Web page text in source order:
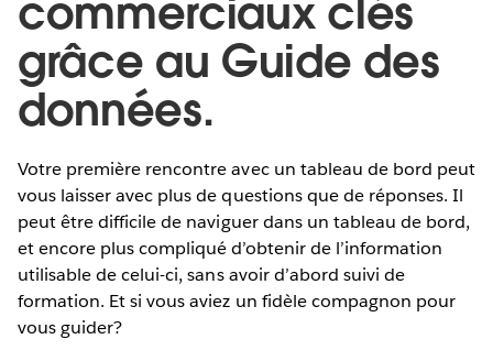
commerciaux clés
grâce au Guide des
données.
Votre première rencontre avec un tableau de bord peut
vous laisser avec plus de questions que de réponses. Il
peut être difficile de naviguer dans un tableau de bord,
et encore plus compliqué d’obtenir de l’information
utilisable de celui-ci, sans avoir d’abord suivi de
formation. Et si vous aviez un fidèle compagnon pour
vous guider?